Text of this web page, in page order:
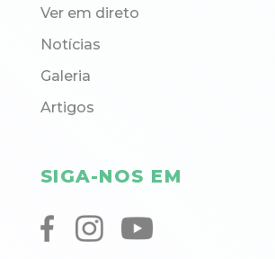
Ver em direto
Notícias
Galeria
Artigos
SIGA-NOS EM